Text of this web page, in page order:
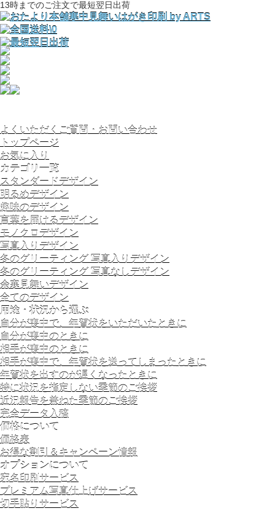
13時までのご注文で最短翌日出荷
よくいただくご質問・お問い合わせ
トップページ
お気に入り
カテゴリ一覧
スタンダードデザイン
明るめデザイン
趣味のデザイン
言葉を届けるデザイン
モノクロデザイン
写真入りデザイン
冬のグリーティング 写真入りデザイン
冬のグリーティング 写真なしデザイン
余寒見舞いデザイン
全てのデザイン
用途・状況から選ぶ
自分が喪中で、年賀状をいただいたときに
自分が喪中のときに
相手が喪中のときに
相手が喪中で、年賀状を送ってしまったときに
年賀状を出すのが遅くなったときに
特に状況を指定しない季節のご挨拶
近況報告を兼ねた季節のご挨拶
完全データ入稿
価格について
価格表
お得な割引＆キャンペーン情報
オプションについて
宛名印刷サービス
プレミアム写真仕上げサービス
切手貼りサービス